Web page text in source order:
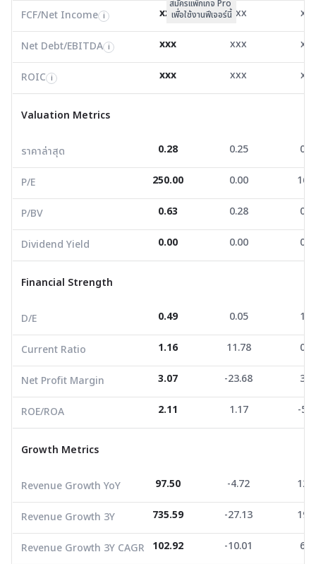
7.76 0.00
ROIC i -11.45 -4.73 -
Valuation Metrics
P/BV
0.63 0.28
Dividend Yield
0.00 0.00
Financial Strength
D/E 0.49 0.05
Current Ratio
Growth Metrics
Revenue Growth YoY 97.50 -4.72
Revenue Growth 3Y
735.59 -27.13
Revenue Growth 3Y CAGR
0.00 0.00
EPS Growth
-170.48 -26.12
-
EBITDA Growth
-98.28 200.96
5Y CAGR Total Return
FCF/Net Income i xxx xxx
Net Debt/EBITDA i xxx xxx
ROIC i xxx xxx
สมัครแพ็กเกจ Pro
เพื่อใช้งานฟีเจอร์นี้
Valuation Metrics
ราคาล่าสุด 0.28 0.25
P/E 250.00 0.00
P/BV 0.63 0.28
Dividend Yield 0.00 0.00
Financial Strength
D/E 0.49 0.05
Current Ratio 1.16 11.78
Net Profit Margin 3.07 -23.68
ROE/ROA 2.11 1.17 -
Growth Metrics
Revenue Growth YoY 97.50 -4.72
Revenue Growth 3Y 735.59 -27.13
Revenue Growth 3Y CAGR 102.92 -10.01